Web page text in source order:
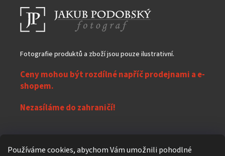
Používáme cookies, abychom Vám umožnili pohodlné
Fotografie produktů a zboží jsou pouze ilustrativní.
Ceny mohou být rozdílné napříč prodejnami a e-
shopem.
Nezasíláme do zahraničí!